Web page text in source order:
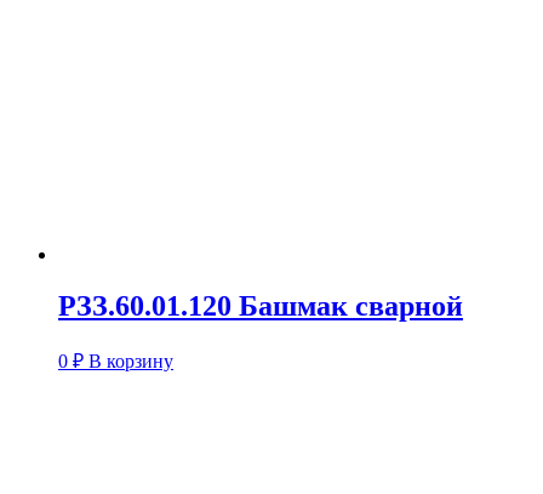
РЗЗ.60.01.120 Башмак сварной
0 ₽ В корзину